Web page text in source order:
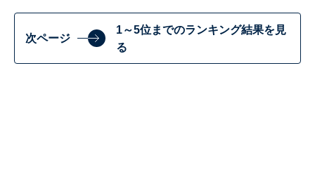
次ページ
1～5位までのランキング結果を見
る